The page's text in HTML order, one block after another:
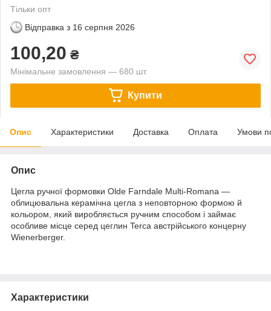
Тільки опт
Відправка з 16 серпня 2026
100,20 ₴
Мінімальне замовлення — 680 шт.
Купити
Опис Характеристики Доставка Оплата Умови
Опис
Цегла ручної формовки Olde Farndale Multi-Romana —
облицювальна керамічна цегла з неповторною формою й
кольором, який виробляється ручним способом і займає
особливе місце серед цеглин Terca австрійського концерну
Wienerberger.
Характеристики